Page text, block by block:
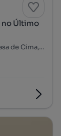
no Último
Rua da Rasa - Mafamude, Soares dos Reis - Rasa de Cima, Mafamude e Vilar do Paraíso, Vila Nova de Gaia, Porto